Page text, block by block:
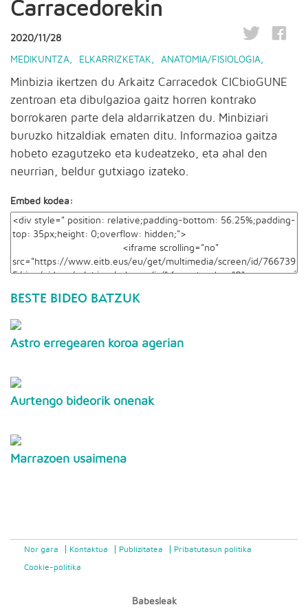
Carracedorekin
2020/11/28
MEDIKUNTZA ELKARRIZKETAK ANATOMIA/FISIOLOGIA
Minbizia ikertzen du Arkaitz Carracedok CICbioGUNE
zentroan eta dibulgazioa gaitz horren kontrako
borrokaren parte dela aldarrikatzen du. Minbiziari
buruzko hitzaldiak ematen ditu. Informazioa gaitza
hobeto ezagutzeko eta kudeatzeko, eta ahal den
neurrian, beldur gutxiago izateko.
Embed kodea:
BESTE BIDEO BATZUK
Astro erregearen koroa agerian
Aurtengo bideorik onenak
Marrazoen usaimena
Nor gara Kontaktua Publizitatea Pribatutasun politika
Cookie-politika
Babesleak